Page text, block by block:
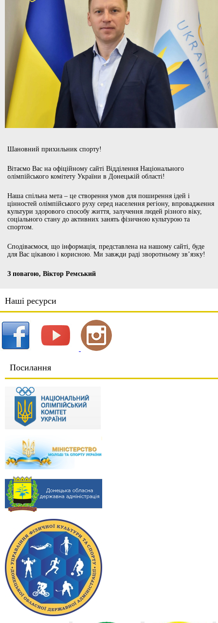
Шановний прихильник спорту!
Вітаємо Вас на офіційному сайті Відділення Національного
олімпійського комітету України в Донецькій області!
Наша спільна мета – це створення умов для поширення ідей і
цінностей олімпійського руху серед населення регіону, впровадження
культури здорового способу життя, залучення людей різного віку,
соціального стану до активних занять фізичною культурою та
спортом.
Сподіваємося, що інформація, представлена на нашому сайті, буде
для Вас цікавою і корисною. Ми завжди раді зворотньому зв’язку!
З повагою, Віктор Ремський
Наші ресурси
Посилання